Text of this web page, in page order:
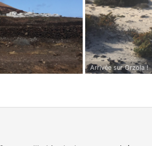
Arrivée sur Orzola !